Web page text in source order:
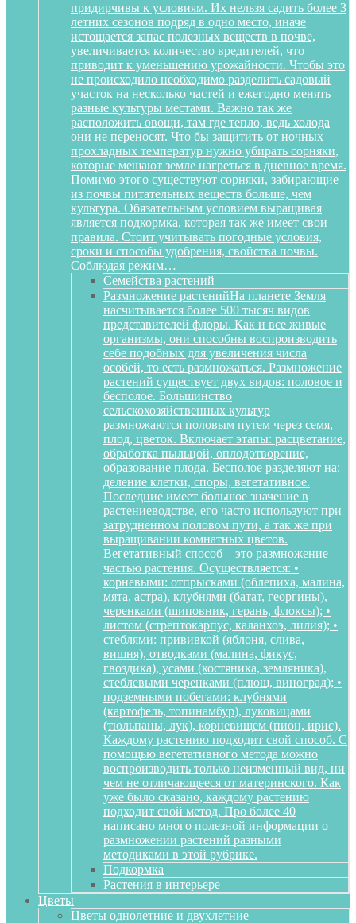
придирчивы к условиям. Их нельзя садить более 3
летних сезонов подряд в одно место, иначе
истощается запас полезных веществ в почве,
увеличивается количество вредителей, что
приводит к уменьшению урожайности. Чтобы это
не происходило необходимо разделить садовый
участок на несколько частей и ежегодно менять
разные культуры местами. Важно так же
расположить овощи, там где тепло, ведь холода
они не переносят. Что бы защитить от ночных
прохладных температур нужно убирать сорняки,
которые мешают земле нагреться в дневное время.
Помимо этого существуют сорняки, забирающие
из почвы питательных веществ больше, чем
культура. Обязательным условием выращивая
является подкормка, которая так же имеет свои
правила. Стоит учитывать погодные условия,
сроки и способы удобрения, свойства почвы.
Соблюдая режим…
Семейства растений
Размножение растенийНа планете Земля
насчитывается более 500 тысяч видов
представителей флоры. Как и все живые
организмы, они способны воспроизводить
себе подобных для увеличения числа
особей, то есть размножаться. Размножение
растений существует двух видов: половое и
бесполое. Большинство
сельскохозяйственных культур
размножаются половым путем через семя,
плод, цветок. Включает этапы: расцветание,
обработка пыльцой, оплодотворение,
образование плода. Бесполое разделяют на:
деление клетки, споры, вегетативное.
Последние имеет большое значение в
растениеводстве, его часто используют при
затрудненном половом пути, а так же при
выращивании комнатных цветов.
Вегетативный способ – это размножение
частью растения. Осуществляется: •
корневыми: отпрысками (облепиха, малина,
мята, астра), клубнями (батат, георгины),
черенками (шиповник, герань, флоксы); •
листом (стрептокарпус, каланхоэ, лилия); •
стеблями: прививкой (яблоня, слива,
вишня), отводками (малина, фикус,
гвоздика), усами (костяника, земляника),
стеблевыми черенками (плющ, виноград); •
подземными побегами: клубнями
(картофель, топинамбур), луковицами
(тюльпаны, лук), корневищем (пион, ирис).
Каждому растению подходит свой способ. С
помощью вегетативного метода можно
воспроизводить только неизменный вид, ни
чем не отличающееся от материнского. Как
уже было сказано, каждому растению
подходит свой метод. Про более 40
написано много полезной информации о
размножении растений разными
методиками в этой рубрике.
Подкормка
Растения в интерьере
Цветы
Цветы однолетние и двухлетние